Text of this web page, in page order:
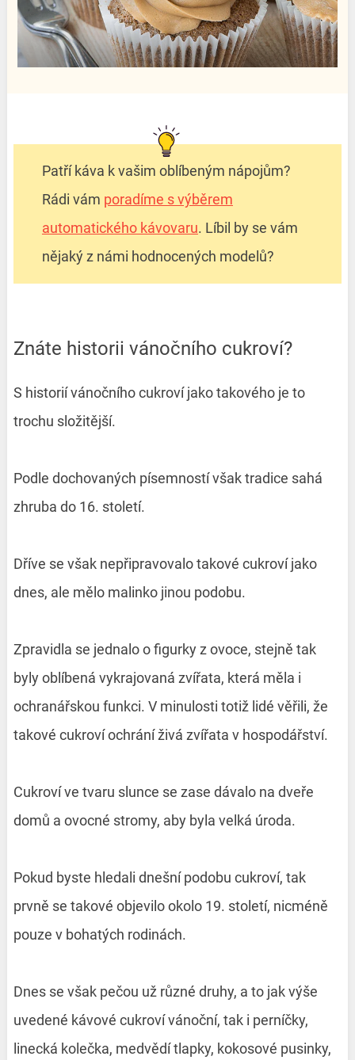
Patří káva k vašim oblíbeným nápojům?
Rádi vám poradíme s výběrem
automatického kávovaru. Líbil by se vám
nějaký z námi hodnocených modelů?
Znáte historii vánočního cukroví?
S historií vánočního cukroví jako takového je to
trochu složitější.
Podle dochovaných písemností však tradice sahá
zhruba do 16. století.
Dříve se však nepřipravovalo takové cukroví jako
dnes, ale mělo malinko jinou podobu.
Zpravidla se jednalo o figurky z ovoce, stejně tak
byly oblíbená vykrajovaná zvířata, která měla i
ochranářskou funkci. V minulosti totiž lidé věřili, že
takové cukroví ochrání živá zvířata v hospodářství.
Cukroví ve tvaru slunce se zase dávalo na dveře
domů a ovocné stromy, aby byla velká úroda.
Pokud byste hledali dnešní podobu cukroví, tak
prvně se takové objevilo okolo 19. století, nicméně
pouze v bohatých rodinách.
Dnes se však pečou už různé druhy, a to jak výše
uvedené kávové cukroví vánoční, tak i perníčky,
linecká kolečka, medvědí tlapky, kokosové pusinky,